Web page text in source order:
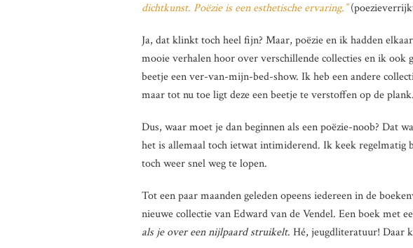
dichtkunst. Poëzieis een esthetische ervaring.”
Ja, dat klinkt toch heel fijn? Maar, poëzie en ik hadden
mooie verhalen hoor over verschillende collecties en ik ook
beetje een ver-van-mijn-bed-show. Ik heb een andere
maar tot nu toe ligt deze een beetje te verstoffen op de plank.
Dus, waar moet je dan beginnen als een poëzie-noob? Dat
het is allemaal toch ietwat intimiderend. Ik keek regelmatig
toch weer snel weg te lopen.
Tot een paar maanden geleden opeens iedereen in de
nieuwe collectie van Edward van de Vendel. Een boek met
als je over een nijlpaard struikelt. Hé, jeugdliteratuur! Daar